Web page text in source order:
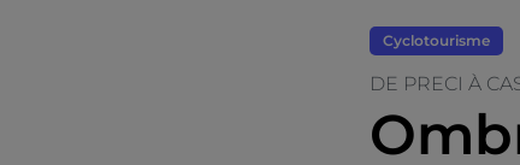
Cyclotourisme
DE PRECI À